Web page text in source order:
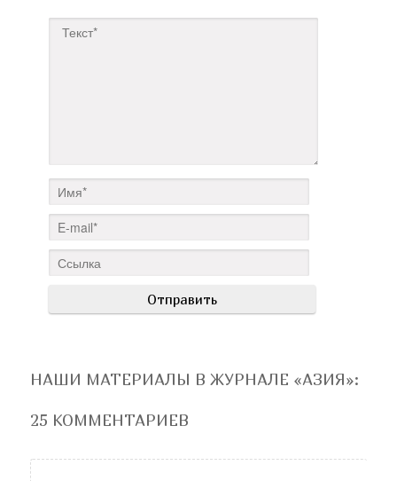
НАШИ МАТЕРИАЛЫ В ЖУРНАЛЕ «АЗИЯ»:
25 КОММЕНТАРИЕВ